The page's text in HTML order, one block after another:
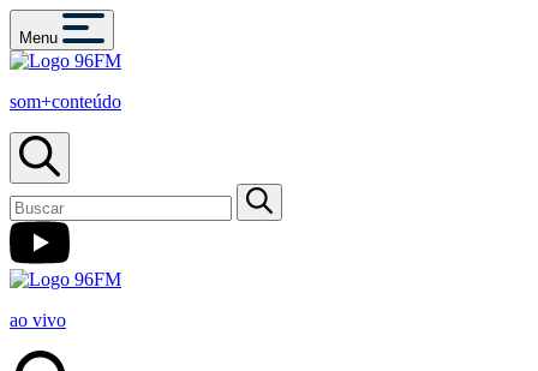
Menu
som+conteúdo
ao vivo